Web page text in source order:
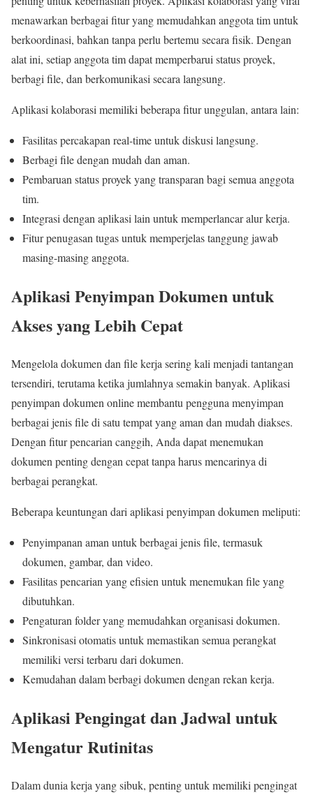
menawarkan berbagai fitur yang memudahkan anggota tim untuk
berkoordinasi, bahkan tanpa perlu bertemu secara fisik. Dengan
alat ini, setiap anggota tim dapat memperbarui status proyek,
berbagi file, dan berkomunikasi secara langsung.
Aplikasi kolaborasi memiliki beberapa fitur unggulan, antara lain:
Fasilitas percakapan real-time untuk diskusi langsung.
Berbagi file dengan mudah dan aman.
Pembaruan status proyek yang transparan bagi semua anggota
tim.
Integrasi dengan aplikasi lain untuk memperlancar alur kerja.
Fitur penugasan tugas untuk memperjelas tanggung jawab
masing-masing anggota.
Aplikasi Penyimpan Dokumen untuk
Akses yang Lebih Cepat
Mengelola dokumen dan file kerja sering kali menjadi tantangan
tersendiri, terutama ketika jumlahnya semakin banyak. Aplikasi
penyimpan dokumen online membantu pengguna menyimpan
berbagai jenis file di satu tempat yang aman dan mudah diakses.
Dengan fitur pencarian canggih, Anda dapat menemukan
dokumen penting dengan cepat tanpa harus mencarinya di
berbagai perangkat.
Beberapa keuntungan dari aplikasi penyimpan dokumen meliputi:
Penyimpanan aman untuk berbagai jenis file, termasuk
dokumen, gambar, dan video.
Fasilitas pencarian yang efisien untuk menemukan file yang
dibutuhkan.
Pengaturan folder yang memudahkan organisasi dokumen.
Sinkronisasi otomatis untuk memastikan semua perangkat
memiliki versi terbaru dari dokumen.
Kemudahan dalam berbagi dokumen dengan rekan kerja.
Aplikasi Pengingat dan Jadwal untuk
Mengatur Rutinitas
Dalam dunia kerja yang sibuk, penting untuk memiliki pengingat